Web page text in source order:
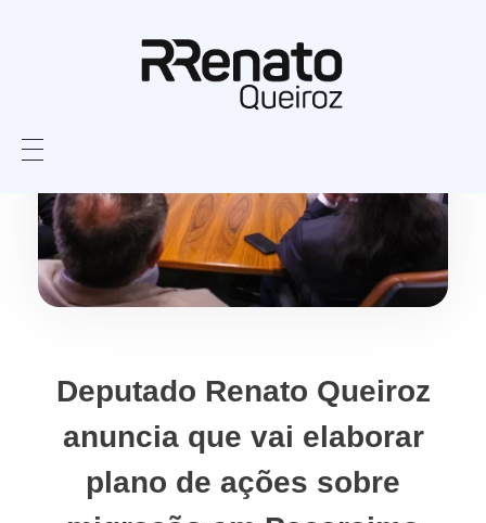
Deputado Renato Queiroz
anuncia que vai elaborar
plano de ações sobre